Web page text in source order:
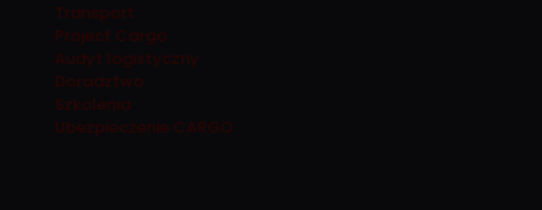
Transport
Project Cargo
Audyt logistyczny
Doradztwo
Szkolenia
Ubezpieczenie CARGO